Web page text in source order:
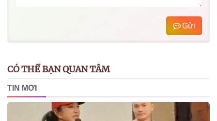
Gửi
CÓ THỂ BẠN QUAN TÂM
TIN MỚI